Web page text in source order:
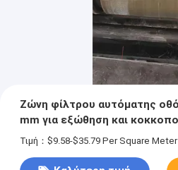
Ζώνη φίλτρου αυτόματης
mm για εξώθηση και
Τιμή：$9.58-$35.79 Per Square Meter